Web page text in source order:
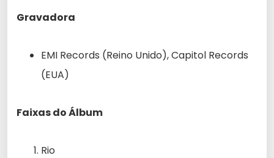
Gravadora
EMI Records (Reino Unido), Capitol Records
(EUA)
Faixas do Álbum
Rio